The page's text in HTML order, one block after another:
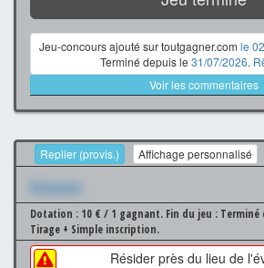
Jeu-concours ajouté sur toutgagner.com le
Terminé depuis le 31/07/2026.
Voir les commentaires
Replier (provis.) Affichage personnalisé
Xxxxxxx
Dotation : 10 € / 1 gagnant. Fin du jeu :
Tirage + Simple inscription.
Résider près du lieu de